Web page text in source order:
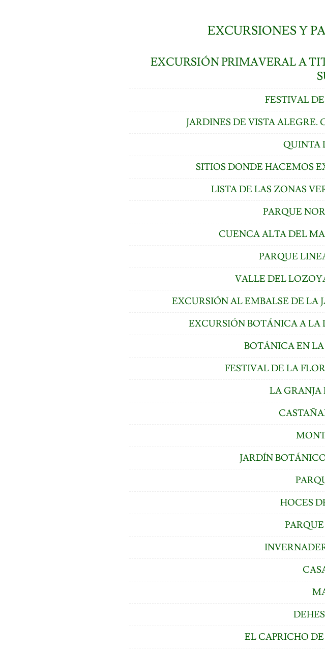
EXCURSIONES Y
EXCURSIÓN PRIMAVERAL A
FESTIVAL
JARDINES DE VISTA ALEGRE.
QUINTA
SITIOS DONDE HACEMOS
LISTA DE LAS ZONAS
PARQUE
CUENCA ALTA DEL
PARQUE
VALLE DEL
EXCURSIÓN AL EMBALSE DE LA
EXCURSIÓN BOTÁNICA A LA
BOTÁNICA EN
FESTIVAL DE LA
LA GRANJA
JARDÍN
HOCES
EL CAPRICHO